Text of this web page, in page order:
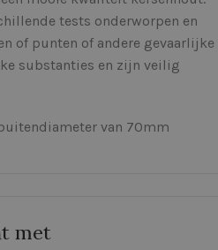
tests onderworpen en
of punten of andere gevaarlijke
substanties en zijn veilig
van 70mm
met